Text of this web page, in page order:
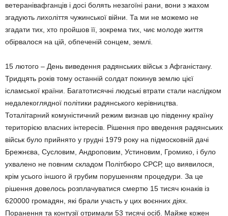
ветеранівафганців і досі болять незагоїні рани, вони з жахом
згадують лихоліття чужинської війни. Та ми не можемо не
згадати тих, хто пройшов її, зокрема тих, чиє молоде життя
обірвалося на цій, обпеченій сонцем, землі.
15 лютого – День виведення радянських військ з Афганістану.
Тридцять років тому останній солдат покинув землю цієї
ісламської країни. Багатотисячні людські втрати стали наслідком
недалекоглядної політики радянського керівництва.
Тоталітарний комуністичний режим визнав цю південну країну
територією власних інтересів. Рішення про введення радянських
військ було прийнято у грудні 1979 року на підмосковній дачі
Брежнєва, Сусловим, Андроповим, Устиновим, Громико, і було
ухвалено не повним складом Політбюро СРСР, що виявилося,
крім усього іншого й грубим порушенням процедури. За це
рішення довелось розплачуватися смертю 15 тисяч юнаків із
620000 громадян, які брали участь у цих воєнних діях.
Поранення та контузії отримали 53 тисячі осіб. Майже кожен